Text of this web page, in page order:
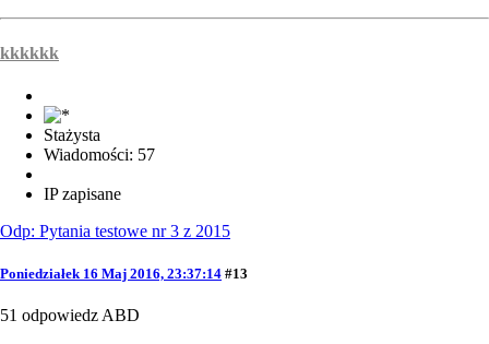
kkkkkk
Stażysta
Wiadomości: 57
IP zapisane
Odp: Pytania testowe nr 3 z 2015
Poniedziałek 16 Maj 2016, 23:37:14 #13
51 odpowiedz ABD